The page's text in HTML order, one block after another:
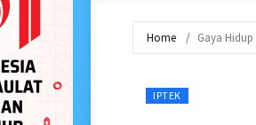
Home Gaya Hidup
IPTEK